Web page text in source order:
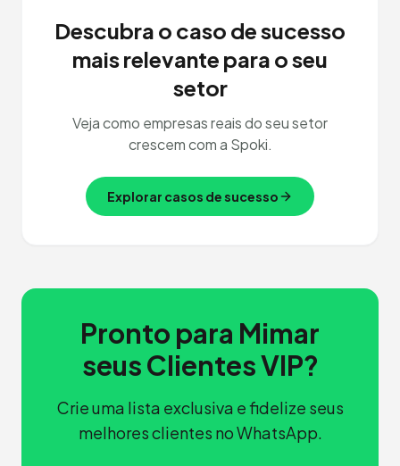
Descubra o caso de sucesso
mais relevante para o seu
setor
Veja como empresas reais do seu setor
crescem com a Spoki.
Explorar casos de sucesso
Pronto para Mimar
seus Clientes VIP?
Crie uma lista exclusiva e fidelize seus
melhores clientes no WhatsApp.